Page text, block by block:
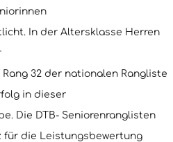
In der Altersklasse Herren
32 der nationalen Rangliste
in dieser
Die DTB- Seniorenranglisten
für die Leistungsbewertung